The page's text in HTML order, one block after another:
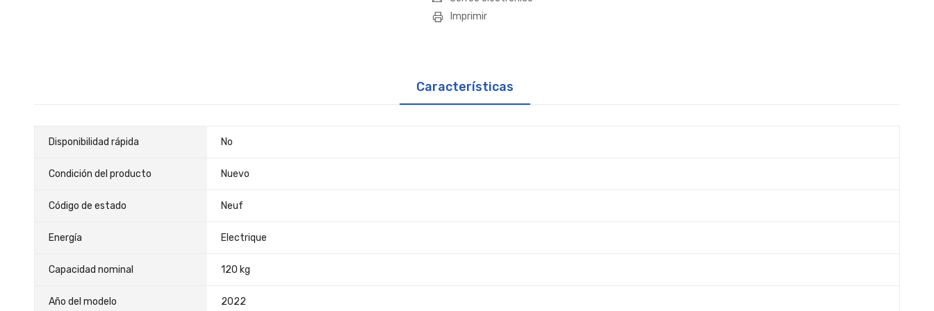
Imprimir
Características
Características
Disponibilidad rápida No
Condición del producto Nuevo
Código de estado Neuf
Energía Electrique
Capacidad nominal 120 kg
Año del modelo 2022